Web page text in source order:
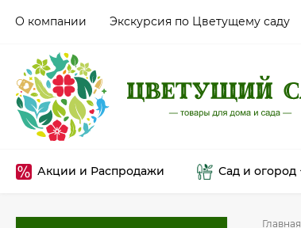
О компании Экскурсия по Цветущему саду
Акции и Распродажи Сад и огород
Главная